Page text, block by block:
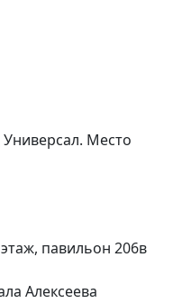
Место
павильон 206в
Алексеева